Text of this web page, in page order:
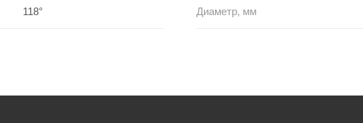
118° Диаметр, мм